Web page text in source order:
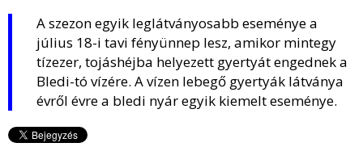
A szezon egyik leglátványosabb eseménye a
július 18-i tavi fényünnep lesz, amikor mintegy
tízezer, tojáshéjba helyezett gyertyát engednek a
Bledi-tó vízére. A vízen lebegő gyertyák látványa
évről évre a bledi nyár egyik kiemelt eseménye.